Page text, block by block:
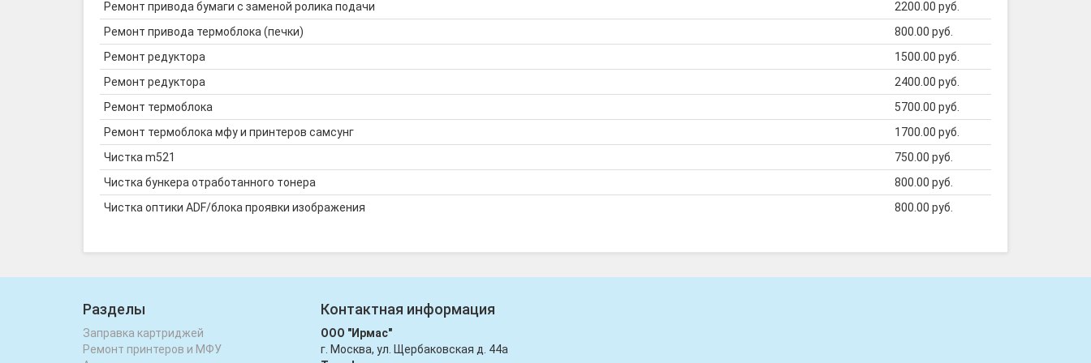
Ремонт привода бумаги с заменой ролика подачи
2200.00 руб.
Ремонт привода термоблока (печки)
800.00 руб.
Ремонт редуктора
1500.00 руб.
Ремонт редуктора
2400.00 руб.
Ремонт термоблока
5700.00 руб.
Ремонт термоблока мфу и принтеров самсунг
1700.00 руб.
Чистка m521
750.00 руб.
Чистка бункера отработанного тонера
800.00 руб.
Чистка оптики ADF/блока проявки изображения
800.00 руб.
Разделы
Заправка картриджей
Ремонт принтеров и МФУ
Контактная информация
ООО "Ирмас"
г. Москва, ул. Щербаковская д. 44а